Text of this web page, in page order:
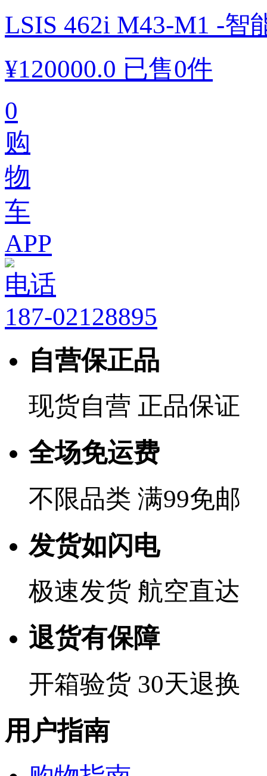
LSIS 462i M43-M1 -智
¥120000.0 已售0件
0
购
物
车
APP
电话
187-02128895
自营保正品
现货自营 正品保证
全场免运费
不限品类 满99免邮
发货如闪电
极速发货 航空直达
退货有保障
开箱验货 30天退换
用户指南